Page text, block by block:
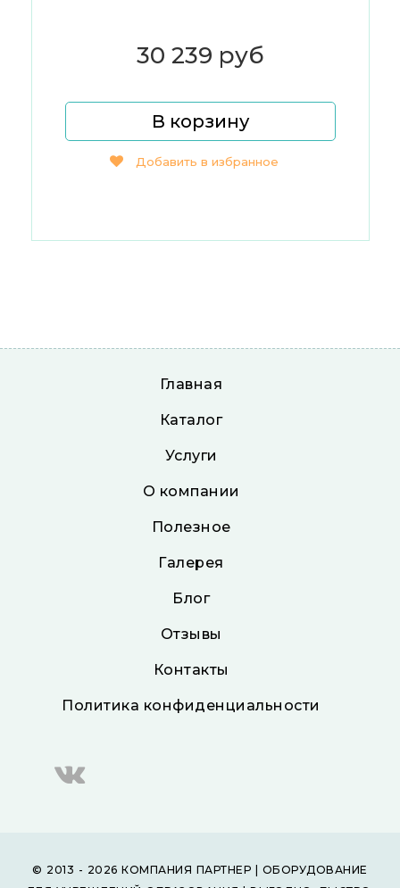
30 239 руб
В корзину
Добавить в избранное
Главная
Каталог
Услуги
О компании
Полезное
Галерея
Блог
Отзывы
Контакты
Политика конфиденциальности
© 2013 - 2026 КОМПАНИЯ ПАРТНЕР | ОБОРУДОВАНИЕ